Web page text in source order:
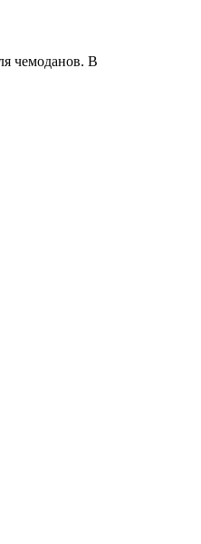
чемоданов. В